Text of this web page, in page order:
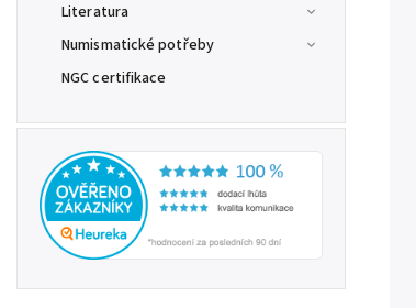
Literatura
Numismatické potřeby
NGC certifikace